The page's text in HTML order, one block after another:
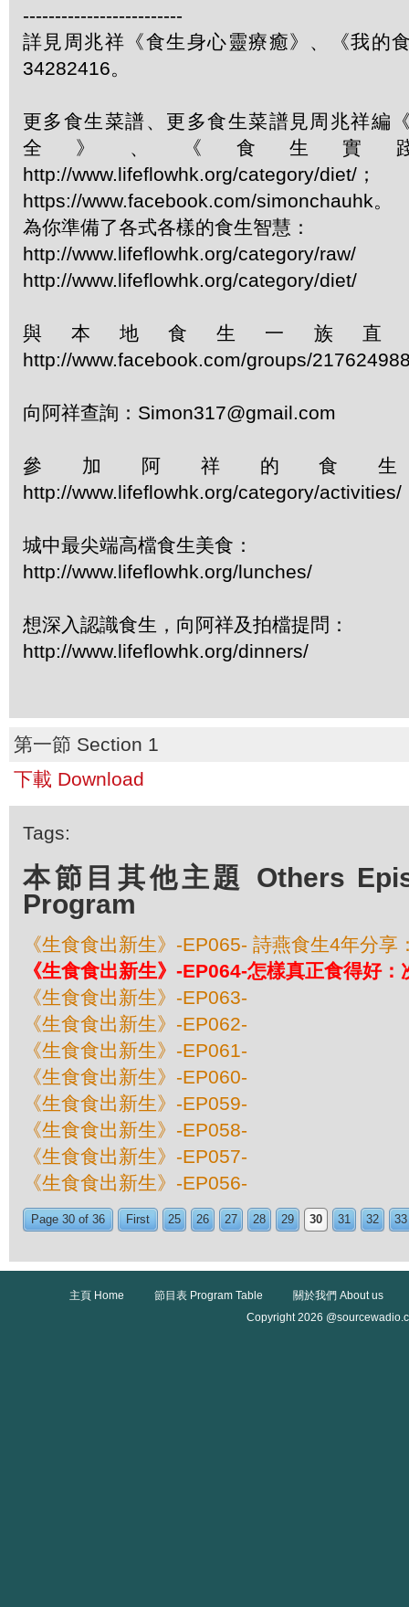
-------------------------
詳見周兆祥《食生身心靈療癒》、《我的
34282416。
更多食生菜譜、更多食生菜譜見周兆祥編
全》、《食生實
http://www.lifeflowhk.org/category/diet/；
https://www.facebook.com/simonchauhk。
為你準備了各式各樣的食生智慧：
http://www.lifeflowhk.org/category/raw/
http://www.lifeflowhk.org/category/diet/
與本地食生一族直
http://www.facebook.com/groups/
向阿祥查詢：Simon317@gmail.com
參加阿祥的食
http://www.lifeflowhk.org/category/activities/
城中最尖端高檔食生美食：
http://www.lifeflowhk.org/lunches/
想深入認識食生，向阿祥及拍檔提問：
http://www.lifeflowhk.org/dinners/
第一節 Section 1
下載 Download
Tags:
本節目其他主題 Others
Program
《生食食出新生》-EP065- 詩燕食生4年分享
《生食食出新生》-EP064-怎樣真正食得好：
《生食食出新生》-EP063-
《生食食出新生》-EP062-
《生食食出新生》-EP061-
《生食食出新生》-EP060-
《生食食出新生》-EP059-
《生食食出新生》-EP058-
《生食食出新生》-EP057-
《生食食出新生》-EP056-
Page 30 of 36 First 25 26 27 28 29 30 31 32 33
主頁 Home 節目表 Program Table
關於我們 About us
Copyright 2026